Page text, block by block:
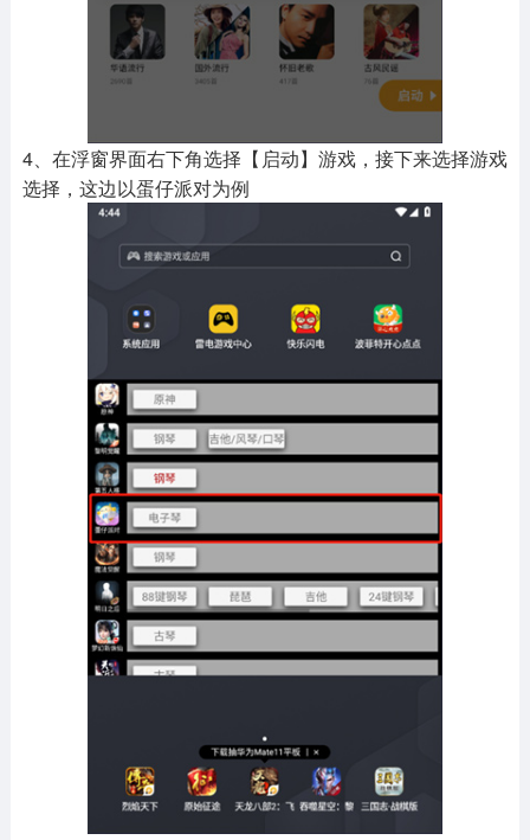
4、在浮窗界面右下角选择【启动】游戏，接下来选择游戏
选择，这边以蛋仔派对为例